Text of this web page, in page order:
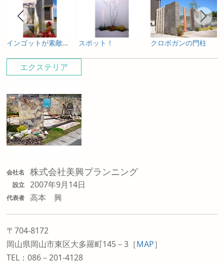
エクステリア
会社名 株式会社美興プランニング
設立 2007年9月14日
代表者 高本 興
〒704-8172
岡山県岡山市東区大多羅町145－3 ［MAP］
TEL：086－201-4128
インゴットが素敵～岡山のエクステリア スポット！ クロボガンの門柱